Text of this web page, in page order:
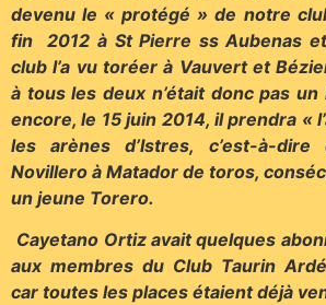
devenu le « protégé » de notre
fin 2012 à St Pierre ss Aubenas
club l’a vu toréer à Vauvert et
à tous les deux n’était donc pas un
encore, le 15 juin 2014, il prendra «
les arènes d’Istres, c’est-à-dire
Novillero à Matador de toros,
un jeune Torero.
Cayetano Ortiz avait quelques
aux membres du Club Taurin
car toutes les places étaient déjà